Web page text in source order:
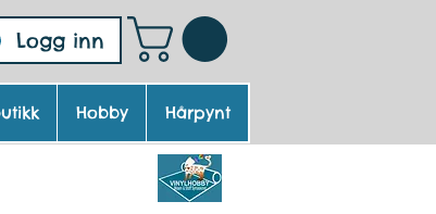
Logg inn
Hobby Hårpynt